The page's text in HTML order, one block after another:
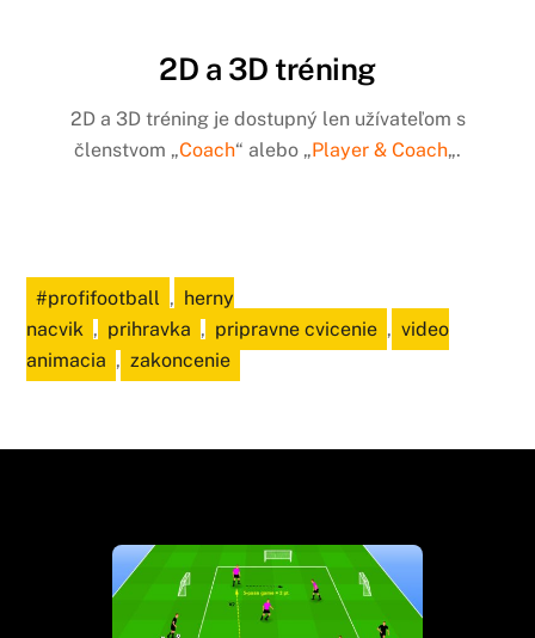
2D a 3D tréning
2D a 3D tréning je dostupný len užívateľom s
členstvom „Coach“ alebo „Player & Coach„.
#profifootball , herny
nacvik , prihravka , pripravne cvicenie , video
animacia , zakoncenie